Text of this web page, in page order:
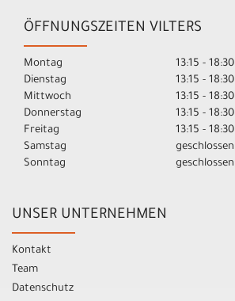
ÖFFNUNGSZEITEN VILTERS
Montag
13:15 - 18:30
Dienstag
13:15 - 18:30
Mittwoch
13:15 - 18:30
Donnerstag
13:15 - 18:30
Freitag
13:15 - 18:30
Samstag
geschlossen
Sonntag
geschlossen
UNSER UNTERNEHMEN
Kontakt
Team
Datenschutz